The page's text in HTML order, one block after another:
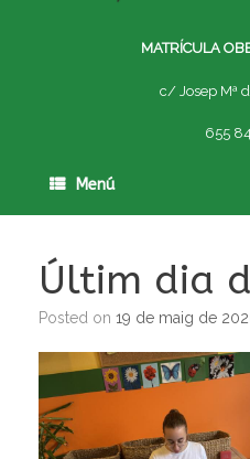
MATRÍCULA
c/ Josep Mª
655
Menú
Últim dia
Posted on 19 de maig de